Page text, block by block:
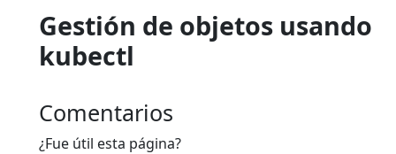
Gestión de objetos usando
kubectl
Comentarios
¿Fue útil esta página?